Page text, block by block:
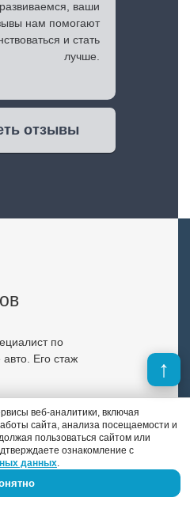
ваши
нам помогают
и стать
лучше.
отзывы
по
Его стаж
веб-аналитики, включая
сайта, анализа посещаемости и
пользоваться сайтом или
ознакомление с
данных.